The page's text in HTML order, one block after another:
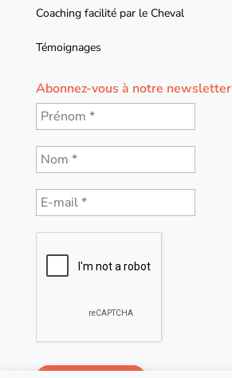
Coaching facilité par le Cheval
Témoignages
Abonnez-vous à notre newsletter